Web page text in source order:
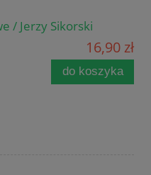
/ Jerzy Sikorski
16,90 zł
do koszyka